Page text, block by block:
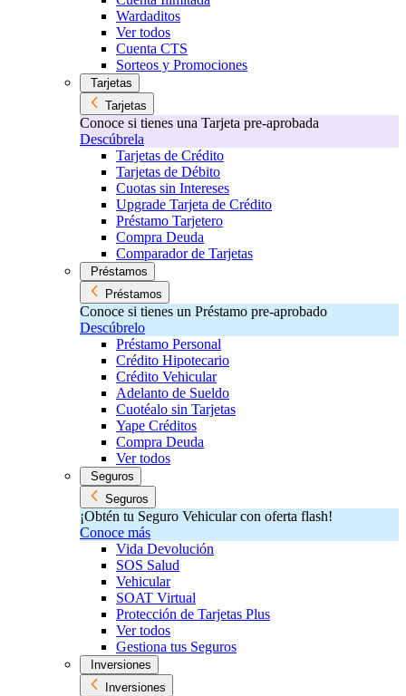
Wardaditos
Ver todos
Cuenta CTS
Sorteos y Promociones
Tarjetas
Tarjetas
Conoce si tienes una Tarjeta pre-aprobada
Descúbrela
Tarjetas de Crédito
Tarjetas de Débito
Cuotas sin Intereses
Upgrade Tarjeta de Crédito
Préstamo Tarjetero
Compra Deuda
Comparador de Tarjetas
Préstamos
Préstamos
Conoce si tienes un Préstamo pre-aprobado
Descúbrelo
Préstamo Personal
Crédito Hipotecario
Crédito Vehicular
Adelanto de Sueldo
Cuotéalo sin Tarjetas
Yape Créditos
Compra Deuda
Ver todos
Seguros
Seguros
¡Obtén tu Seguro Vehicular con oferta flash!
Conoce más
Vida Devolución
SOS Salud
Vehicular
SOAT Virtual
Protección de Tarjetas Plus
Ver todos
Gestiona tus Seguros
Inversiones
Inversiones